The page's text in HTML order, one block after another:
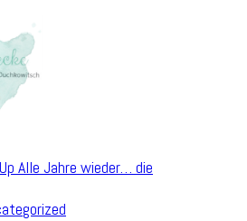
Alle Jahre wieder… die